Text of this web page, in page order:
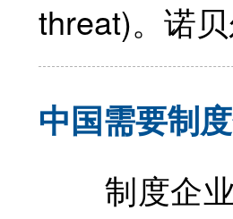
threat)。诺
中国需要制
制度企业